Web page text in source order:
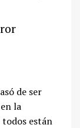
de ser
la
están